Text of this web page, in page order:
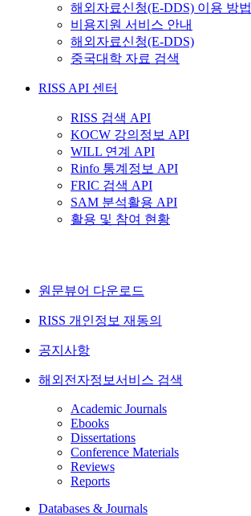
해외자료신청(E-DDS) 이용 방법
비용지원 서비스 안내
해외자료신청(E-DDS)
중국대학 자료 검색
RISS API 센터
RISS 검색 API
KOCW 강의정보 API
WILL 연계 API
Rinfo 통계정보 API
FRIC 검색 API
SAM 분석활용 API
활용 및 참여 현황
원문뷰어 다운로드
RISS 개인정보 재동의
공지사항
해외전자정보서비스 검색
Academic Journals
Ebooks
Dissertations
Conference Materials
Reviews
Reports
Databases & Journals